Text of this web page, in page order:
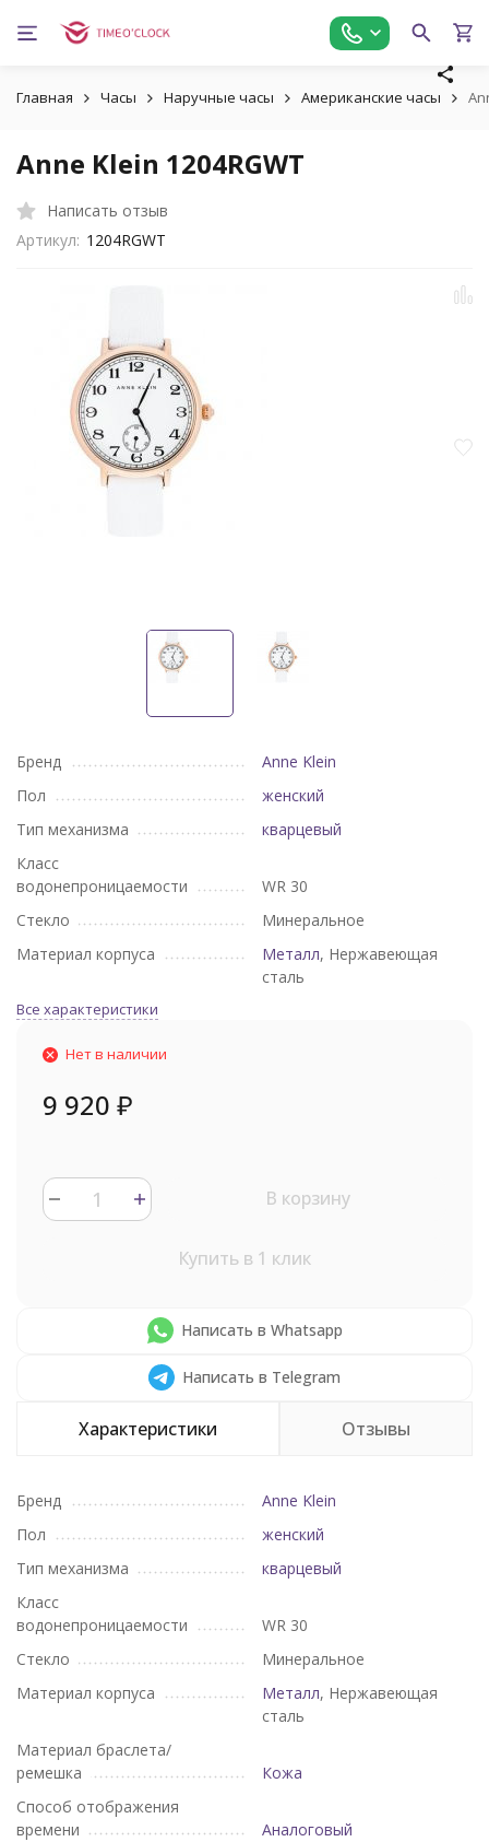
Главная Часы Наручные часы Американские часы
Anne Klein 1204RGWT
Написать отзыв
Артикул: 1204RGWT
Бренд
Anne Klein
Пол
женский
Тип механизма
кварцевый
Класс
водонепроницаемости
WR 30
Стекло
Минеральное
Материал корпуса
Металл, Нержавеющая
сталь
Все характеристики
Нет в наличии
9 920 ₽
В корзину
Купить в 1 клик
Написать в Whatsapp
Написать в Telegram
Характеристики Отзывы
Бренд
Anne Klein
Пол
женский
Тип механизма
кварцевый
Класс
водонепроницаемости
WR 30
Стекло
Минеральное
Материал корпуса
Металл, Нержавеющая
сталь
Материал браслета/
ремешка
Кожа
Способ отображения
времени
Аналоговый